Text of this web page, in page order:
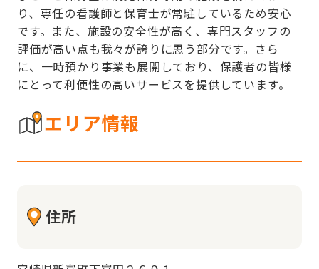
り、専任の看護師と保育士が常駐しているため安心
です。また、施設の安全性が高く、専門スタッフの
評価が高い点も我々が誇りに思う部分です。さら
に、一時預かり事業も展開しており、保護者の皆様
にとって利便性の高いサービスを提供しています。
エリア情報
住所